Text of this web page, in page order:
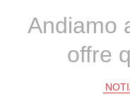
Andiamo
offre